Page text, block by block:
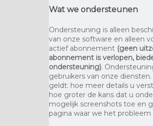
Wat we ondersteunen
Ondersteuning is alleen
van onze software en alleen
actief abonnement (geen
abonnement is verlopen,
ondersteuning).
gebruikers van onze
geldt: hoe meer details u
hoe groter de kans dat u
mogelijk screenshots toe en
pagina waar we het